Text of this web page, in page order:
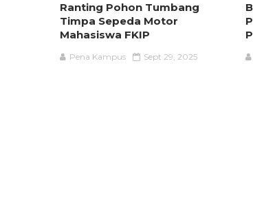
Ranting Pohon Tumbang
Timpa Sepeda Motor
Mahasiswa FKIP
Pena Kampus Sept 29, 2025